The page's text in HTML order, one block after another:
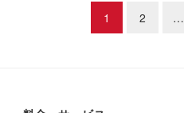
1 2 …